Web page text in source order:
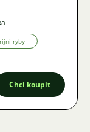
ryby
Chci koupit